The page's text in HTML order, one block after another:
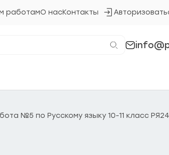
работамО насКонтакты
Кнопка
№5 по Русскому языку 10-11 класс